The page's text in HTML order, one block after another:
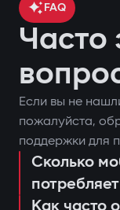
контроль
поставить
охраны;
запустить
FAQ
Часто
Если вы не
пожалуйста,
поддержки для
Сколько
Как часто